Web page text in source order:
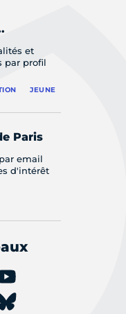
et
par profil
JEUNE
Paris
email
d'intérêt